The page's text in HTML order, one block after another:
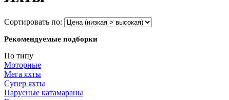
Сортировать по:
Рекомендуемые подборки
По типу
Моторные
Мега яхты
Супер яхты
Парусные катамараны